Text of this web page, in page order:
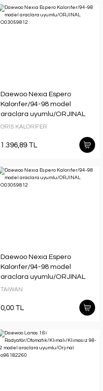
Daewoo Nexıa Espero
Kalorıfer/94-98 model
araclara uyumlu/ORJINAL
NO:03059812
ORİS KALORİFER
1.396,89 TL
Daewoo Nexıa Espero
Kalorıfer/94-98 model
araclara uyumlu/ORJINAL
NO:03059812
TAIWAN
0,00 TL